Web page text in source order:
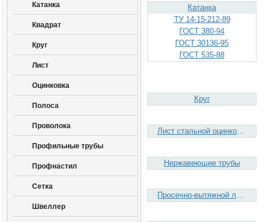
Катанка
Квадрат
Круг
Лист
Оцинковка
Полоса
Проволока
Профильные трубы
Профнастил
Сетка
Швеллер
Катанка
ТУ 14-15-212-89
ГОСТ 380-94
ГОСТ 30136-95
ГОСТ 535-88
Круг
Лист стальной оцинкованный
Нержавеющие трубы
Просечно-вытяжной лист (ПВЛ)